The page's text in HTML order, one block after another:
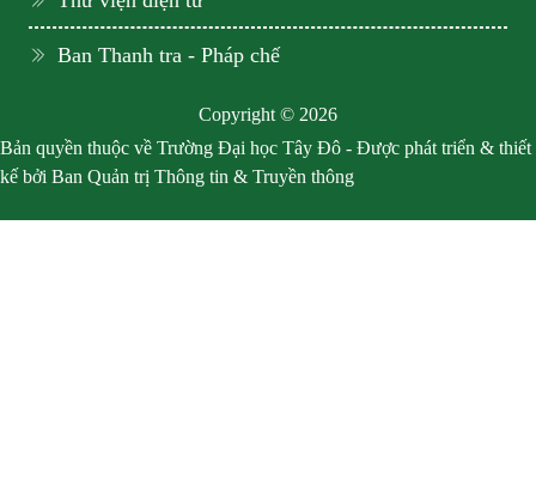
Ban Thanh tra - Pháp chế
Copyright © 2026
Bản quyền thuộc về Trường Đại học Tây Đô - Được phát triển & thiết
kế bởi Ban Quản trị Thông tin & Truyền thông